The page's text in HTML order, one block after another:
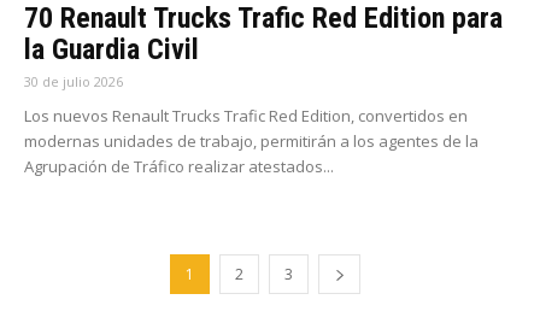
70 Renault Trucks Trafic Red Edition para
la Guardia Civil
30 de julio 2026
Los nuevos Renault Trucks Trafic Red Edition, convertidos en
modernas unidades de trabajo, permitirán a los agentes de la
Agrupación de Tráfico realizar atestados...
1 2 3